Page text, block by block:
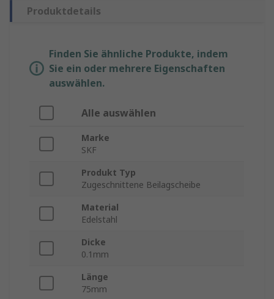
Produktdetails
Finden Sie ähnliche Produkte, indem
Sie ein oder mehrere Eigenschaften
auswählen.
Alle auswählen
Marke
SKF
Produkt Typ
Zugeschnittene Beilagscheibe
Material
Edelstahl
Dicke
0.1mm
Länge
75mm